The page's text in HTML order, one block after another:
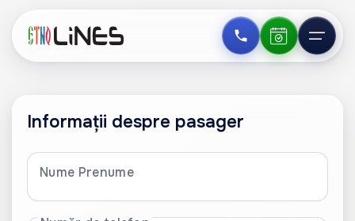
Informații despre pasager
Nume Prenume